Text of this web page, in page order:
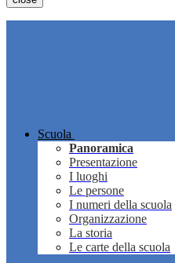
Scuola
Panoramica
Presentazione
I luoghi
Le persone
I numeri della scuola
Organizzazione
La storia
Le carte della scuola